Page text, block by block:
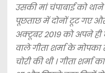
उसकी मां चंपाबाई को
पूछताछ में दोनों टूट गए
अक्टूबर 2019 को अपने
वाले गीता शर्मा के
चोरी की थी । गीता